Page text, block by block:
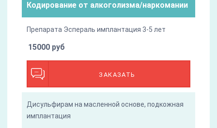
Кодирование от алкоголизма/наркомании
Препарата Эспераль имплантация 3-5 лет
ЗАКАЗАТЬ
15000 руб
Дисульфирам на масленной основе, подкожная
имплантация